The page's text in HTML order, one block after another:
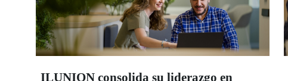
ILUNION consolida su liderazgo en